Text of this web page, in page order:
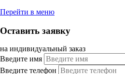
Перейти в меню
Оставить заявку
на индивидуальный заказ
Введите имя
Введите телефон